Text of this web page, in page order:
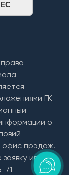
ГК
о
офис продаж.
или
71